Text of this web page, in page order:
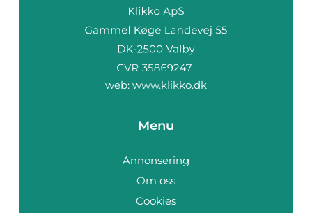
web: www.klikko.dk
Menu
Annonsering
Om oss
Cookies